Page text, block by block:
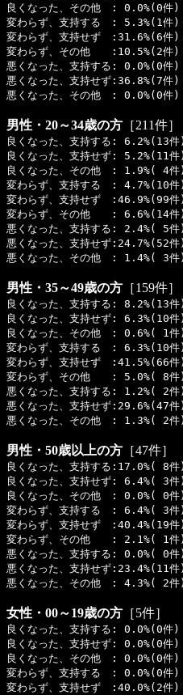
良くなった、その他 : 0.0%(0件)
変わらず、支持する : 5.3%(1件)
変わらず、支持せず :31.6%(6件)
変わらず、その他 :10.5%(2件)
悪くなった、支持する: 0.0%(0件)
悪くなった、支持せず:36.8%(7件)
悪くなった、その他 : 0.0%(0件)
男性・20～34歳の方 ［211件］
良くなった、支持する: 6.2%(13件)
良くなった、支持せず: 5.2%(11件)
良くなった、その他 : 1.9%( 4件)
変わらず、支持する : 4.7%(10件)
変わらず、支持せず :46.9%(99件)
変わらず、その他 : 6.6%(14件)
悪くなった、支持する: 2.4%( 5件)
悪くなった、支持せず:24.7%(52件)
悪くなった、その他 : 1.4%( 3件)
男性・35～49歳の方 ［159件］
良くなった、支持する: 8.2%(13件)
良くなった、支持せず: 6.3%(10件)
良くなった、その他 : 0.6%( 1件)
変わらず、支持する : 6.3%(10件)
変わらず、支持せず :41.5%(66件)
変わらず、その他 : 5.0%( 8件)
悪くなった、支持する: 1.2%( 2件)
悪くなった、支持せず:29.6%(47件)
悪くなった、その他 : 1.3%( 2件)
男性・50歳以上の方 ［47件］
良くなった、支持する:17.0%( 8件)
良くなった、支持せず: 6.4%( 3件)
良くなった、その他 : 0.0%( 0件)
変わらず、支持する : 6.4%( 3件)
変わらず、支持せず :40.4%(19件)
変わらず、その他 : 2.1%( 1件)
悪くなった、支持する: 0.0%( 0件)
悪くなった、支持せず:23.4%(11件)
悪くなった、その他 : 4.3%( 2件)
女性・00～19歳の方 ［5件］
良くなった、支持する: 0.0%(0件)
良くなった、支持せず: 0.0%(0件)
良くなった、その他 : 0.0%(0件)
変わらず、支持する : 0.0%(0件)
変わらず、支持せず :40.0%(2件)